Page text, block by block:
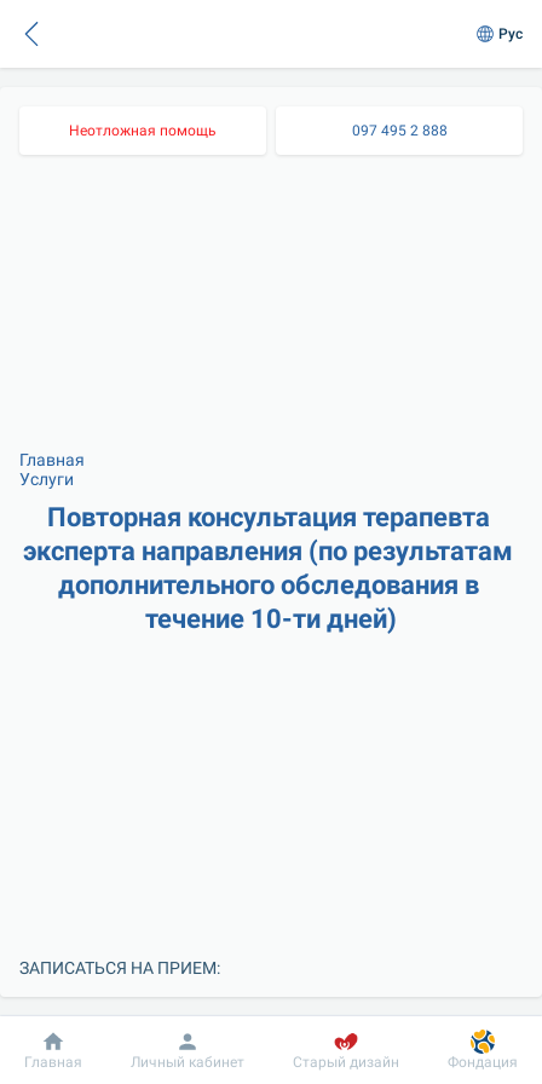
Рус
Неотложная помощь 097 495 2 888
Главная
Услуги
Повторная консультация терапевта
эксперта направления (по результатам
дополнительного обследования в
течение 10-ти дней)
ЗАПИСАТЬСЯ НА ПРИЕМ:
Добробут Информация Пациенту
Главная Личный кабинет Старый дизайн Фондация